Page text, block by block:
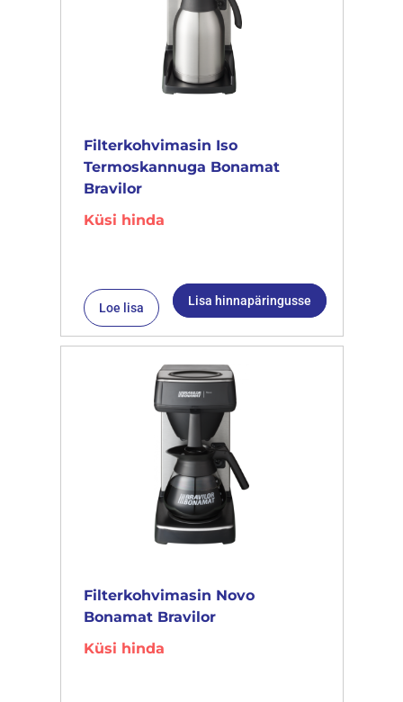
Filterkohvimasin Iso
Termoskannuga Bonamat
Bravilor
Küsi hinda
Loe lisa Lisa hinnapäringusse
Filterkohvimasin Novo
Bonamat Bravilor
Küsi hinda